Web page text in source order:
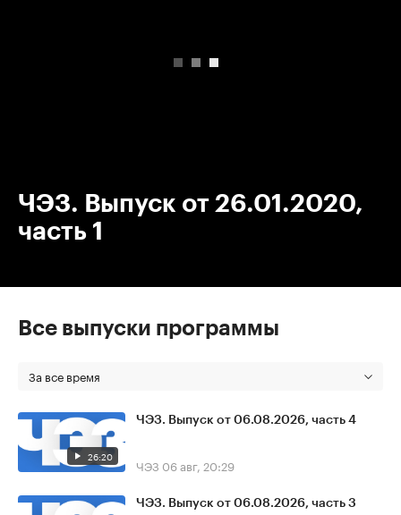
ЧЭЗ. Выпуск от 26.01.2020,
часть 1
Все выпуски программы
За все время
26:20
ЧЭЗ. Выпуск от 06.08.2026, часть 4
ЧЭЗ 06 авг, 20:29
ЧЭЗ. Выпуск от 06.08.2026, часть 3